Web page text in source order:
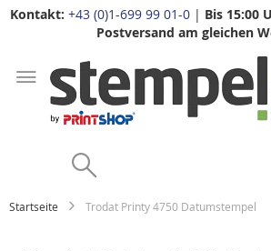
Kontakt: +43 (0)1-699 99 01-0| Bis 15:00
Postversand am gleichen
Inhalt
springen
Startseite Trodat Printy 4750 Datumstempel